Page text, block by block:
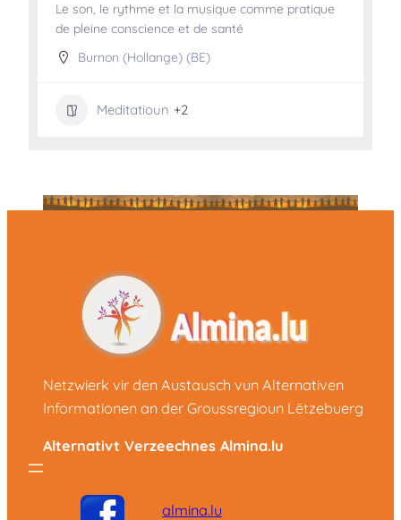
Le son, le rythme et la musique comme pratique
de pleine conscience et de santé
Burnon (Hollange) (BE)
Meditatioun +2
Netzwierk vir den Austausch vun Alternativen
Informationen an der Groussregioun Lëtzebuerg
Alternativt Verzeechnes Almina.lu
almina.lu